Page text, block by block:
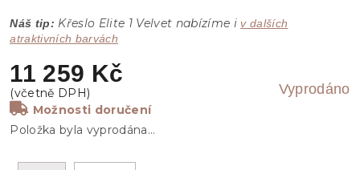
11 259 Kč
Vyprodáno
Možnosti doručení
Položka byla vyprodána…
Náš tip: Křeslo Elite 1 Velvet nabízíme i v dalších
atraktivních barvách